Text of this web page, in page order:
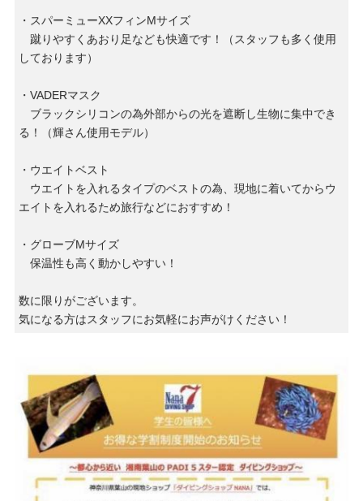
・スパーミューXXフィンMサイズ
蹴りやすくあおり足なども快適です！（スタッフも多く使用
しております）
・VADERマスク
ブラックシリコンの為外部からの光を遮断し生物に集中でき
る！（輝さん使用モデル）
・ウエイトベスト
ウエイトを入れるタイプのベストの為、現地に着いてからウ
エイトを入れるため旅行などにおすすめ！
・グローブMサイズ
保温性も高く動かしやすい！
数に限りがございます。
気になる方はスタッフにお気軽にお声がけください！